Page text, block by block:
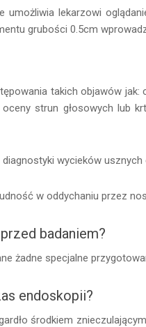
lekarzowi
grubości 0.5cm
takich objawów jak:
strun głosowych lub
wycieków
w oddychaniu przez
badaniem?
żadne specjalne
endoskopii?
środkiem